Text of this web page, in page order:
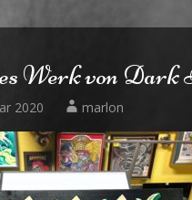
Werk von Dark
2020 marlon